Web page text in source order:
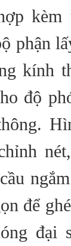
phận
kính
độ
để
đại